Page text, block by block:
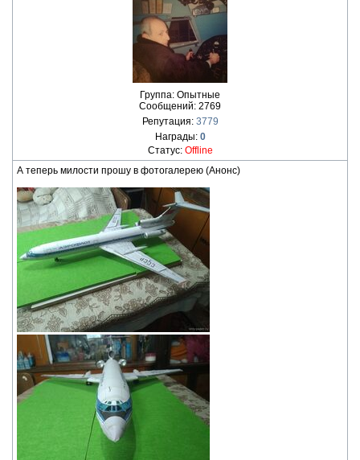
Группа: Опытные
Сообщений: 2769
Репутация: 3779
Награды: 0
Статус: Offline
А теперь милости прошу в фотогалерею (Анонс)